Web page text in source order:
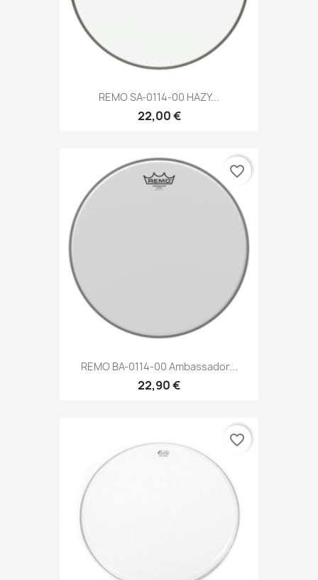
REMO SA-0114-00 HAZY...
22,00 €
REMO BA-0114-00 Ambassador...
22,90 €
favorite_border
favorite_border